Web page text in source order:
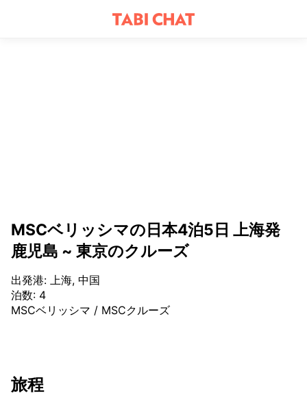
MSCベリッシマの日本4泊5日 上海発
鹿児島 ~ 東京のクルーズ
出発港: 上海, 中国
泊数: 4
MSCベリッシマ / MSCクルーズ
旅程